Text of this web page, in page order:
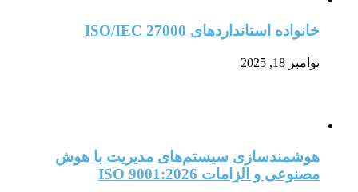
خانواده استانداردهای ISO/IEC 27000
نوامبر 18, 2025
هوشمندسازی سیستم‌های مدیریت با هوش
مصنوعی و الزامات ISO 9001:2026